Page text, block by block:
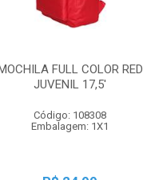
FULL COLOR RED
JUVENIL 17,5'
Código: 108308
Embalagem: 1X1